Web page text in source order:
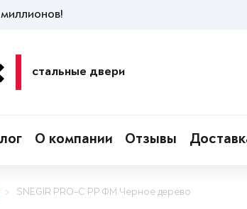
стальные двери
О компании Отзывы
SNEGIR PRO-C PP ФМ Черное дерево